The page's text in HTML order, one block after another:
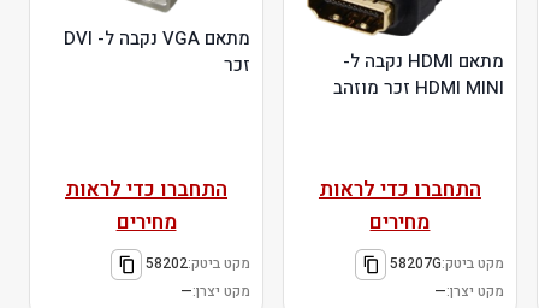
מתאם HDMI נקבה ל-
HDMI MINI זכר מוזהב
התחברו כדי לראות
מחירים
מקט ביטק:58207G
מקט יצרן:—
מתאם VGA נקבה ל- DVI
זכר
התחברו כדי לראות
מחירים
מקט ביטק:58202
מקט יצרן:—